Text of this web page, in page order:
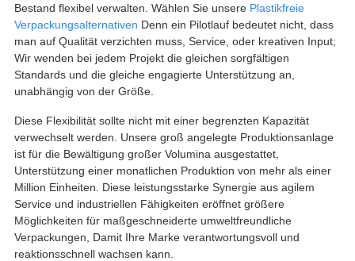
Bestand flexibel verwalten. Wählen Sie unsere Plastikfreie
Verpackungsalternativen Denn ein Pilotlauf bedeutet nicht, dass
man auf Qualität verzichten muss, Service, oder kreativen Input;
Wir wenden bei jedem Projekt die gleichen sorgfältigen
Standards und die gleiche engagierte Unterstützung an,
unabhängig von der Größe.
Diese Flexibilität sollte nicht mit einer begrenzten Kapazität
verwechselt werden. Unsere groß angelegte Produktionsanlage
ist für die Bewältigung großer Volumina ausgestattet,
Unterstützung einer monatlichen Produktion von mehr als einer
Million Einheiten. Diese leistungsstarke Synergie aus agilem
Service und industriellen Fähigkeiten eröffnet größere
Möglichkeiten für maßgeschneiderte umweltfreundliche
Verpackungen, Damit Ihre Marke verantwortungsvoll und
reaktionsschnell wachsen kann.